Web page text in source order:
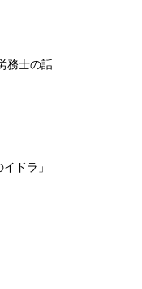
務士の話
ドラ」